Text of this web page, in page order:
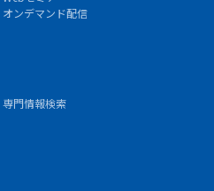
オンデマンド配信
専門情報検索